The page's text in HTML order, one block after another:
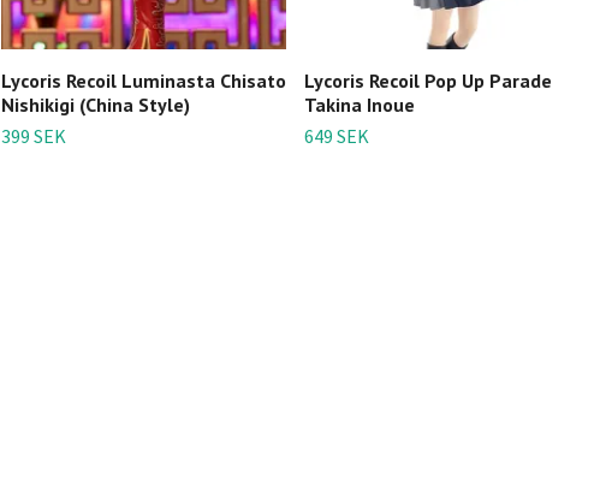
Lycoris Recoil Luminasta Chisato
Nishikigi (China Style)
399 SEK
Lycoris Recoil Pop Up Parade
Takina Inoue
649 SEK